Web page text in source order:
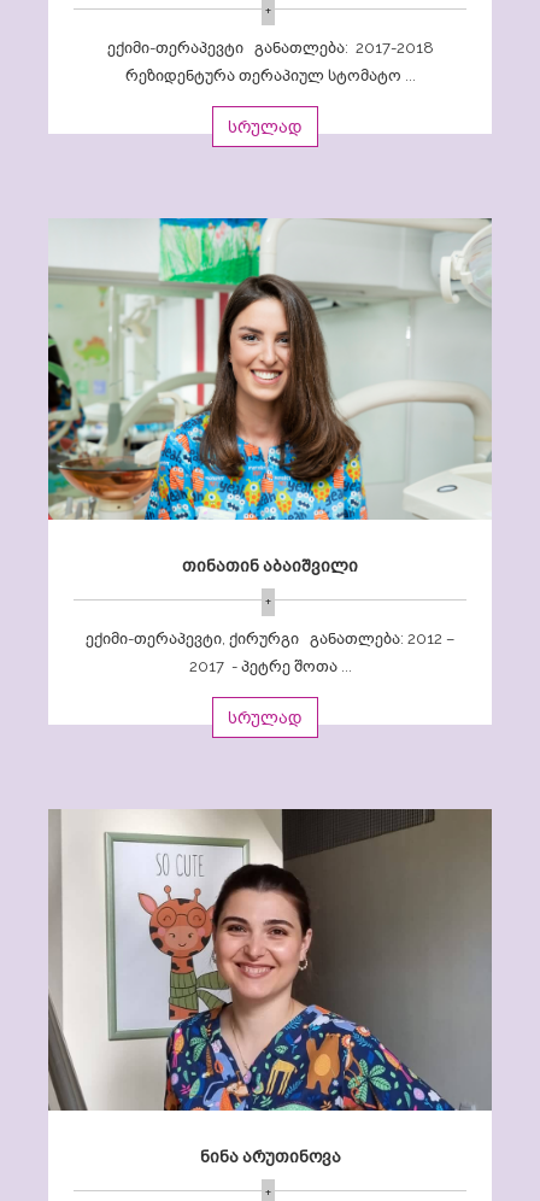
+
ექიმი-თერაპევტი განათლება: 2017-2018
რეზიდენტურა თერაპიულ სტომატო ...
სრულად
თინათინ აბაიშვილი
+
ექიმი-თერაპევტი, ქირურგი განათლება: 2012 –
2017 - პეტრე შოთა ...
სრულად
ნინა არუთინოვა
+